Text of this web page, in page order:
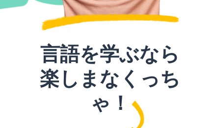
言語を学ぶなら
楽しまなくっち
ゃ！